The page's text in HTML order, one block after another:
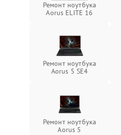
Ремонт ноутбука
Aorus ELITE 16
Ремонт ноутбука
Aorus 5 SE4
Ремонт ноутбука
Aorus 5